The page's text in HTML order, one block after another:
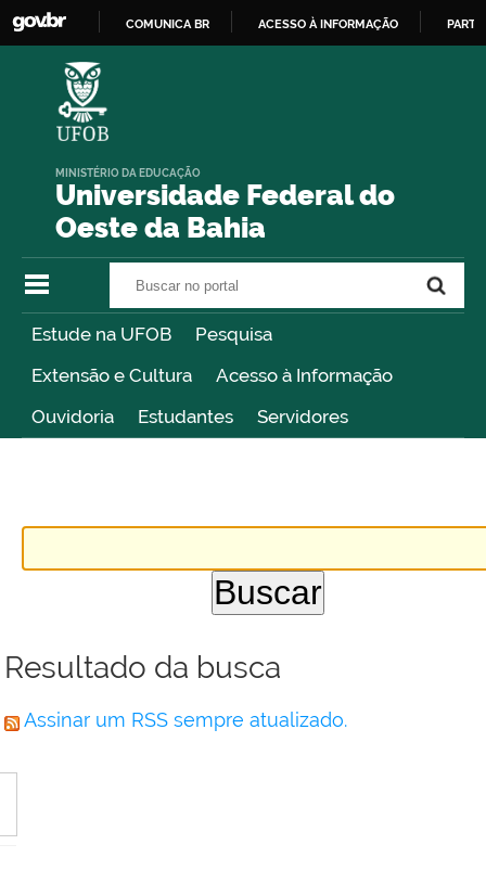
COMUNICA BR ACESSO À INFORMAÇÃO
Universidade Federal do
Oeste da Bahia
MINISTÉRIO DA EDUCAÇÃO
Estude na UFOB
Pesquisa
Extensão e Cultura
Acesso à Informação
Ouvidoria
Estudantes Servidores
Resultado da busca
Assinar um RSS sempre atualizado.